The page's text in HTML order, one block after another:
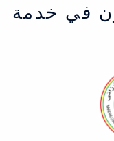
في خدمة